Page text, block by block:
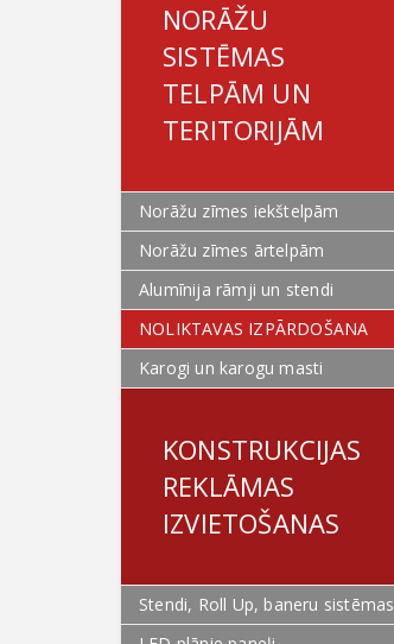
NORĀŽU
SISTĒMAS
TELPĀM UN
TERITORIJĀM
Norāžu zīmes iekštelpām
Norāžu zīmes ārtelpām
Alumīnija rāmji un stendi
NOLIKTAVAS IZPĀRDOŠANA
Karogi un karogu masti
KONSTRUKCIJAS
REKLĀMAS
IZVIETOŠANAS
Stendi, Roll Up, baneru sistēmas